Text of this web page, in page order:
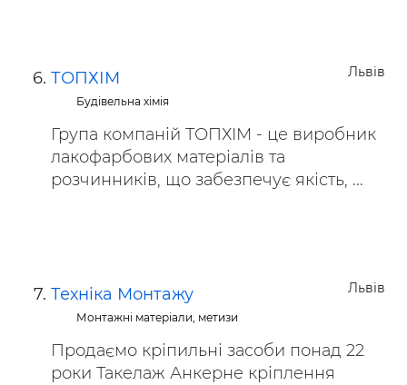
Львів
ТОПХІМ
Будівельна хімія
Група компаній ТОПХІМ - це виробник
лакофарбових матеріалів та
розчинників, що забезпечує якість, ...
Львів
Техніка Монтажу
Монтажні матеріали, метизи
Продаємо кріпильні засоби понад 22
роки Такелаж Анкерне кріплення